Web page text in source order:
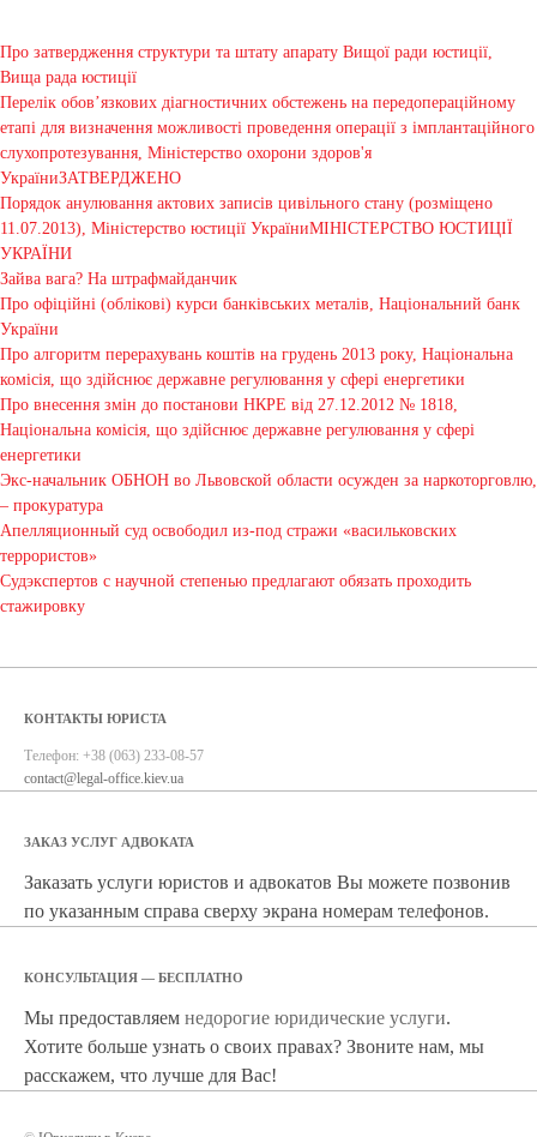
Про затвердження структури та штату апарату Вищої ради юстиції,
Вища рада юстиції
Перелік обов’язкових діагностичних обстежень на передопераційному
етапі для визначення можливості проведення операції з імплантаційного
слухопротезування, Міністерство охорони здоров'я
УкраїниЗАТВЕРДЖЕНО
Порядок анулювання актових записів цивільного стану (розміщено
11.07.2013), Міністерство юстиції УкраїниМІНІСТЕРСТВО ЮСТИЦІЇ
УКРАЇНИ
Зайва вага? На штрафмайданчик
Про офіційні (облікові) курси банківських металів, Національний банк
України
Про алгоритм перерахувань коштів на грудень 2013 року, Національна
комісія, що здійснює державне регулювання у сфері енергетики
Про внесення змін до постанови НКРЕ від 27.12.2012 № 1818,
Національна комісія, що здійснює державне регулювання у сфері
енергетики
Экс-начальник ОБНОН во Львовской области осужден за наркоторговлю,
– прокуратура
Апелляционный суд освободил из-под стражи «васильковских
террористов»
Судэкспертов с научной степенью предлагают обязать проходить
стажировку
КОНТАКТЫ ЮРИСТА
Телефон: +38 (063) 233-08-57
contact@legal-office.kiev.ua
ЗАКАЗ УСЛУГ АДВОКАТА
Заказать услуги юристов и адвокатов Вы можете позвонив
по указанным справа сверху экрана номерам телефонов.
КОНСУЛЬТАЦИЯ — БЕСПЛАТНО
Мы предоставляем недорогие юридические услуги.
Хотите больше узнать о своих правах? Звоните нам, мы
расскажем, что лучше для Вас!